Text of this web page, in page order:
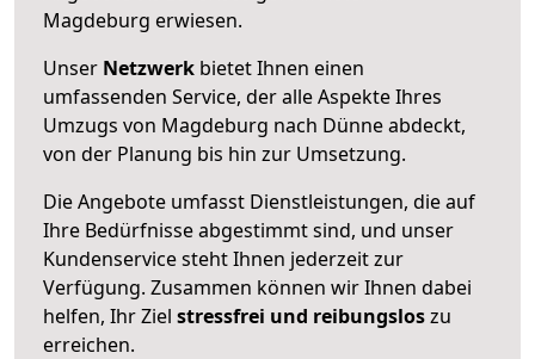
Magdeburg erwiesen.
Unser Netzwerk bietet Ihnen einen
umfassenden Service, der alle Aspekte Ihres
Umzugs von Magdeburg nach Dünne abdeckt,
von der Planung bis hin zur Umsetzung.
Die Angebote umfasst Dienstleistungen, die auf
Ihre Bedürfnisse abgestimmt sind, und unser
Kundenservice steht Ihnen jederzeit zur
Verfügung. Zusammen können wir Ihnen dabei
helfen, Ihr Ziel stressfrei und reibungsloszu
erreichen.